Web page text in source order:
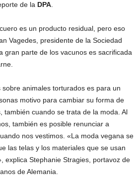
de la DPA
es un producto residual, pero eso
Vagedes, presidente de la Sociedad
gran parte de los vacunos es sacrificada
animales torturados es para un
motivo para cambiar su forma de
también cuando se trata de la moda. Al
también es posible renunciar a
nos vestimos. «La moda vegana se
las telas y los materiales que se usan
explica Stephanie Stragies, portavoz de
de Alemania.